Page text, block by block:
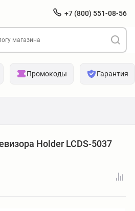
+7 (800) 551-08-56
Промокоды Гарантия
Holder LCDS-5037